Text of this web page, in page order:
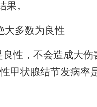
果。
大多数为良性
，不会造成大伤
甲状腺结节发病率